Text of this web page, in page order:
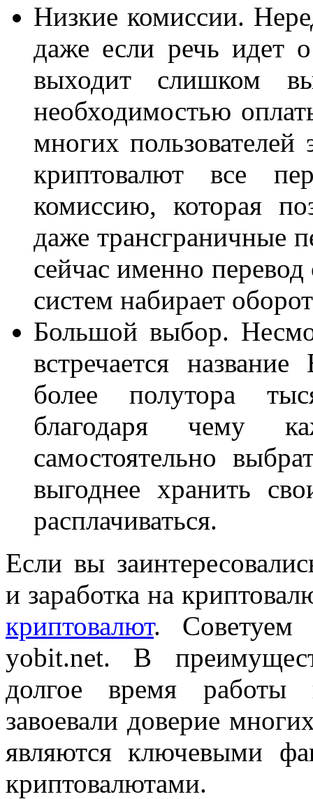
Низкие комиссии.
даже если речь идет
выходит слишком
необходимостью
многих
криптовалют все
комиссию, которая
даже трансграничные
сейчас именно перевод
систем набирает
Большой выбор.
встречается
более полутора
благодаря чему
самостоятельно
выгоднее хранить
расплачиваться.
Если вы
и заработка на
криптовалют. Советуем
yobit.net. В
долгое время работы
завоевали доверие
являются ключевыми
криптовалютами.